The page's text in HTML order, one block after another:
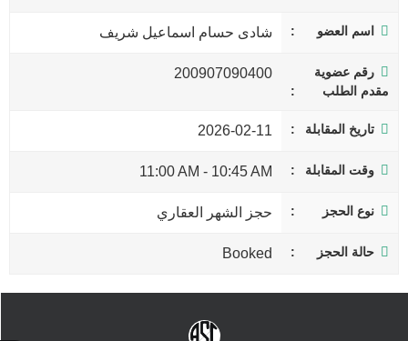
اسم العضو شادى حسام اسماعيل شريف
رقم عضوية
مقدم الطلب
200907090400
تاريخ المقابلة 2026-02-11
وقت المقابلة 10:45 AM
-
11:00 AM
نوع الحجز حجز الشهر العقاري
حالة الحجز Booked